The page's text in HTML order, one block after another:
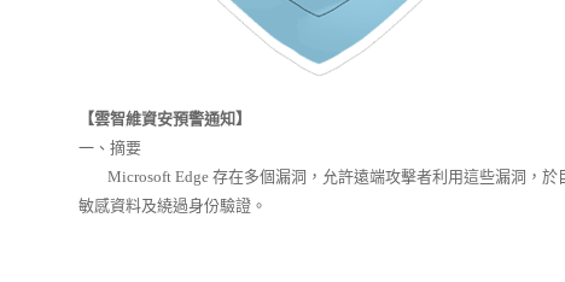
【雲智維資安預警通知】
一、摘要
Microsoft Edge 存在多個漏洞，允許遠端攻擊者利用這些漏洞，於
敏感資料及繞過身份驗證。